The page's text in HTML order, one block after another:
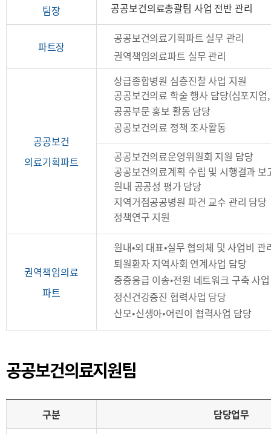
공
팀장
공공보건의료총괄팀 사업 전반 관리
파트장
공공보건의료기획파트 실무 관리
권역책임의료파트 실무 관리
공공보건
의료기획파트
상급종합병원 심층진찰 사업 지원
공공보건의료 학술 행사 담당(심포지엄
공공부문 홍보 활동 담당
공공보건의료 정책 조사활동
공공보건의료운영위원회 지원 담당
공공보건의료계획 수립 및 시행결과 보
원내 공공성 평가 담당
지역거점공공병원 파견 교수 관리 담당
정책연구 지원
권역책임의료
파트
원내•외 대표•실무 협의체 및 사업비 관
퇴원환자 지역사회 연계사업 담당
중증응급 이송•전원 네트워크 구축 사
정신건강증진 협력사업 담당
산모•신생아•어린이 협력사업 담당
공공보건의료지원팀
구분
담당업무